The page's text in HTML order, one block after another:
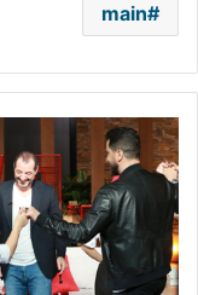
main
معتصم
النهار
في
"بيت
الكل":
"التعليقات
السلبية